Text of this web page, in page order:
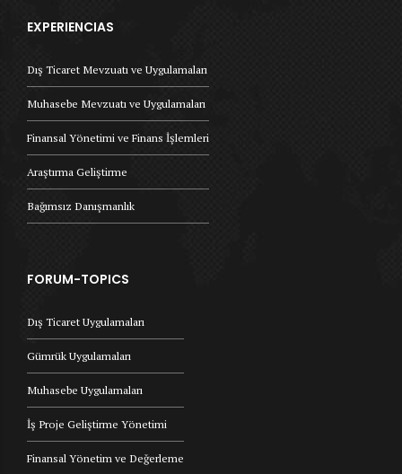
EXPERIENCIAS
Dış Ticaret Mevzuatı ve Uygulamaları
Muhasebe Mevzuatı ve Uygulamaları
Finansal Yönetimi ve Finans İşlemleri
Araştırma Geliştirme
Bağımsız Danışmanlık
FORUM-TOPICS
Dış Ticaret Uygulamaları
Gümrük Uygulamaları
Muhasebe Uygulamaları
İş Proje Geliştirme Yönetimi
Finansal Yönetim ve Değerleme